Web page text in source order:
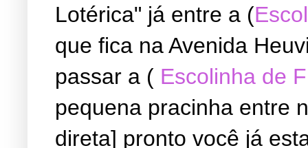
Lotérica" já entre a (
que fica na Avenida
passar a ( Escolinha de
pequena pracinha entre
direta] pronto você já